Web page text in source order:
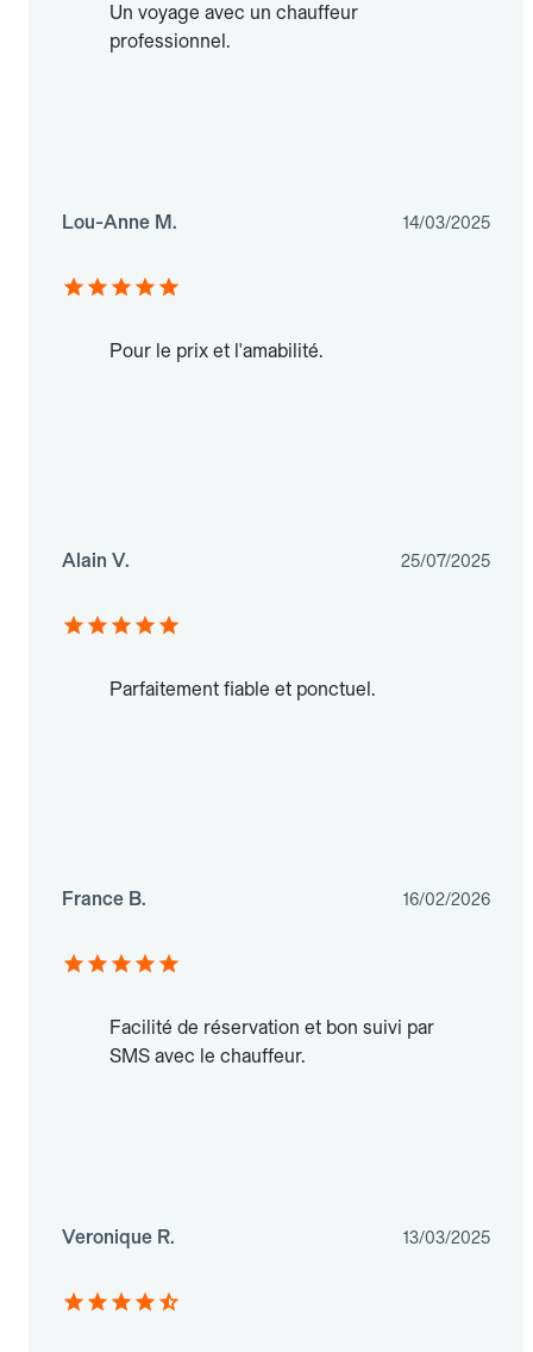
Un voyage avec un chauffeur
professionnel.
Lou-Anne M. 14/03/2025
Pour le prix et l'amabilité.
Alain V. 25/07/2025
Parfaitement fiable et ponctuel.
France B. 16/02/2026
Facilité de réservation et bon suivi par
SMS avec le chauffeur.
Veronique R. 13/03/2025